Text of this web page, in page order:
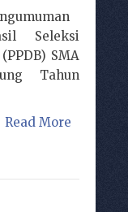
Seleksi
SMA
Tahun
Read More